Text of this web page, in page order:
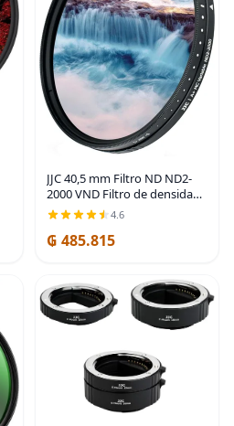
JJC 40,5 mm Filtro ND ND2-
2000 VND Filtro de densidad
neutra variable ajustable
para Sony ZV-E10 II ZVE10
A7CII A7C ZV-E1 ZVE1 ZV-1F
4.6
₲ 485.815